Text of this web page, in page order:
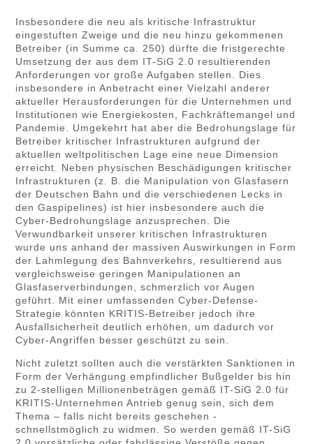
Insbesondere die neu als kritische Infrastruktur
eingestuften Zweige und die neu hinzu gekommenen
Betreiber (in Summe ca. 250) dürfte die fristgerechte
Umsetzung der aus dem IT-SiG 2.0 resultierenden
Anforderungen vor große Aufgaben stellen. Dies
insbesondere in Anbetracht einer Vielzahl anderer
aktueller Herausforderungen für die Unternehmen und
Institutionen wie Energiekosten, Fachkräftemangel und
Pandemie. Umgekehrt hat aber die Bedrohungslage für
Betreiber kritischer Infrastrukturen aufgrund der
aktuellen weltpolitischen Lage eine neue Dimension
erreicht. Neben physischen Beschädigungen kritischer
Infrastrukturen (z. B. die Manipulation von Glasfasern
der Deutschen Bahn und die verschiedenen Lecks in
den Gaspipelines) ist hier insbesondere auch die
Cyber-Bedrohungslage anzusprechen. Die
Verwundbarkeit unserer kritischen Infrastrukturen
wurde uns anhand der massiven Auswirkungen in Form
der Lahmlegung des Bahnverkehrs, resultierend aus
vergleichsweise geringen Manipulationen an
Glasfaserverbindungen, schmerzlich vor Augen
geführt. Mit einer umfassenden Cyber-Defense-
Strategie könnten KRITIS-Betreiber jedoch ihre
Ausfallsicherheit deutlich erhöhen, um dadurch vor
Cyber-Angriffen besser geschützt zu sein.
Nicht zuletzt sollten auch die verstärkten Sanktionen in
Form der Verhängung empfindlicher Bußgelder bis hin
zu 2-stelligen Millionenbeträgen gemäß IT-SiG 2.0 für
KRITIS-Unternehmen Antrieb genug sein, sich dem
Thema – falls nicht bereits geschehen -
schnellstmöglich zu widmen. So werden gemäß IT-SiG